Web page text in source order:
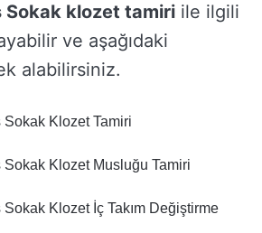
Sokak klozet tamiri ile ilgili
ve aşağıdaki
alabilirsiniz.
Sokak Klozet Tamiri
Sokak Klozet Musluğu Tamiri
Klozet İç Takım Değiştirme